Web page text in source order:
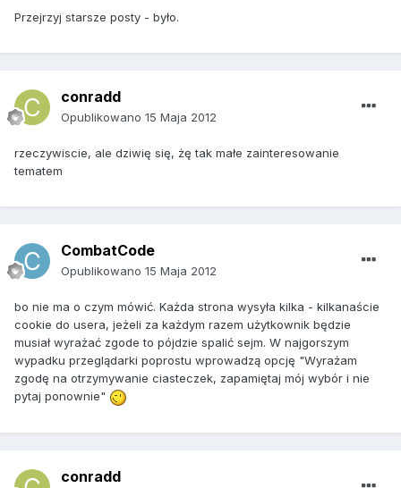
Przejrzyj starsze posty - było.
conradd
Opublikowano 15 Maja 2012
rzeczywiscie, ale dziwię się, żę tak małe zainteresowanie
tematem
CombatCode
Opublikowano 15 Maja 2012
bo nie ma o czym mówić. Każda strona wysyła kilka - kilkanaście
cookie do usera, jeżeli za każdym razem użytkownik będzie
musiał wyrażać zgode to pójdzie spalić sejm. W najgorszym
wypadku przeglądarki poprostu wprowadzą opcję "Wyrażam
zgodę na otrzymywanie ciasteczek, zapamiętaj mój wybór i nie
pytaj ponownie"
conradd